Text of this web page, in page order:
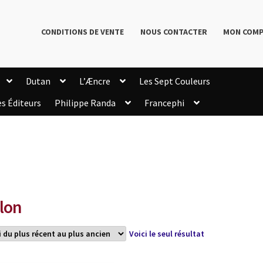
CONDITIONS DE VENTE NOUS CONTACTER MON
Dutan L’Æncre
Les Sept Couleurs
Éditeurs Philippe Randa
Francephi
Voici le seul résultat